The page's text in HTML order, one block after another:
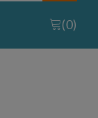
(0)